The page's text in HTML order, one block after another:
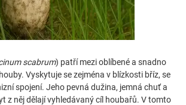
scabrum) patří mezi oblíbené a snadno
Vyskytuje se zejména v blízkosti bříz, se
spojení. Jeho pevná dužina, jemná chuť a
z něj dělají vyhledávaný cíl houbařů. V tomto